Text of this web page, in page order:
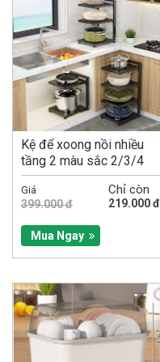
Kệ để xoong nồi nhiều
tầng 2 màu sắc 2/3/4
tầng có...
Giá
399.000 đ
Chỉ còn
219.000 đ
Mua Ngay